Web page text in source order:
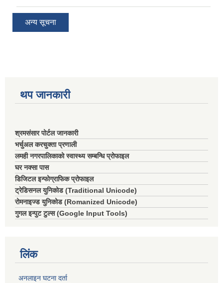
अन्य सूचना
थप जानकारी
श्रमसंसार पोर्टल जानकारी
भर्चुअल करचुक्ता प्रणाली
लमही नगरपालिकाको स्वास्थ्य सम्बन्धि प्रोफाइल
घर नक्सा पास
डिजिटल इन्फोग्राफिक प्रोफाइल
ट्रेडिसनल युनिकोड (Traditional Unicode)
रोमनाइज्ड युनिकोड (Romanized Unicode)
गुगल इन्पुट टुल्स (Google Input Tools)
लिंक
अनलाइन घटना दर्ता